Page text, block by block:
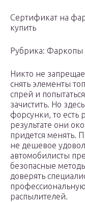
Сертификат на
купить
Рубрика: Фаркопы
Никто не
снять элементы
спрей и
зачистить. Но
форсунки, то есть
результате они
придется менять.
не дешевое
автомобилисты
безопасные
доверять
распылителей.